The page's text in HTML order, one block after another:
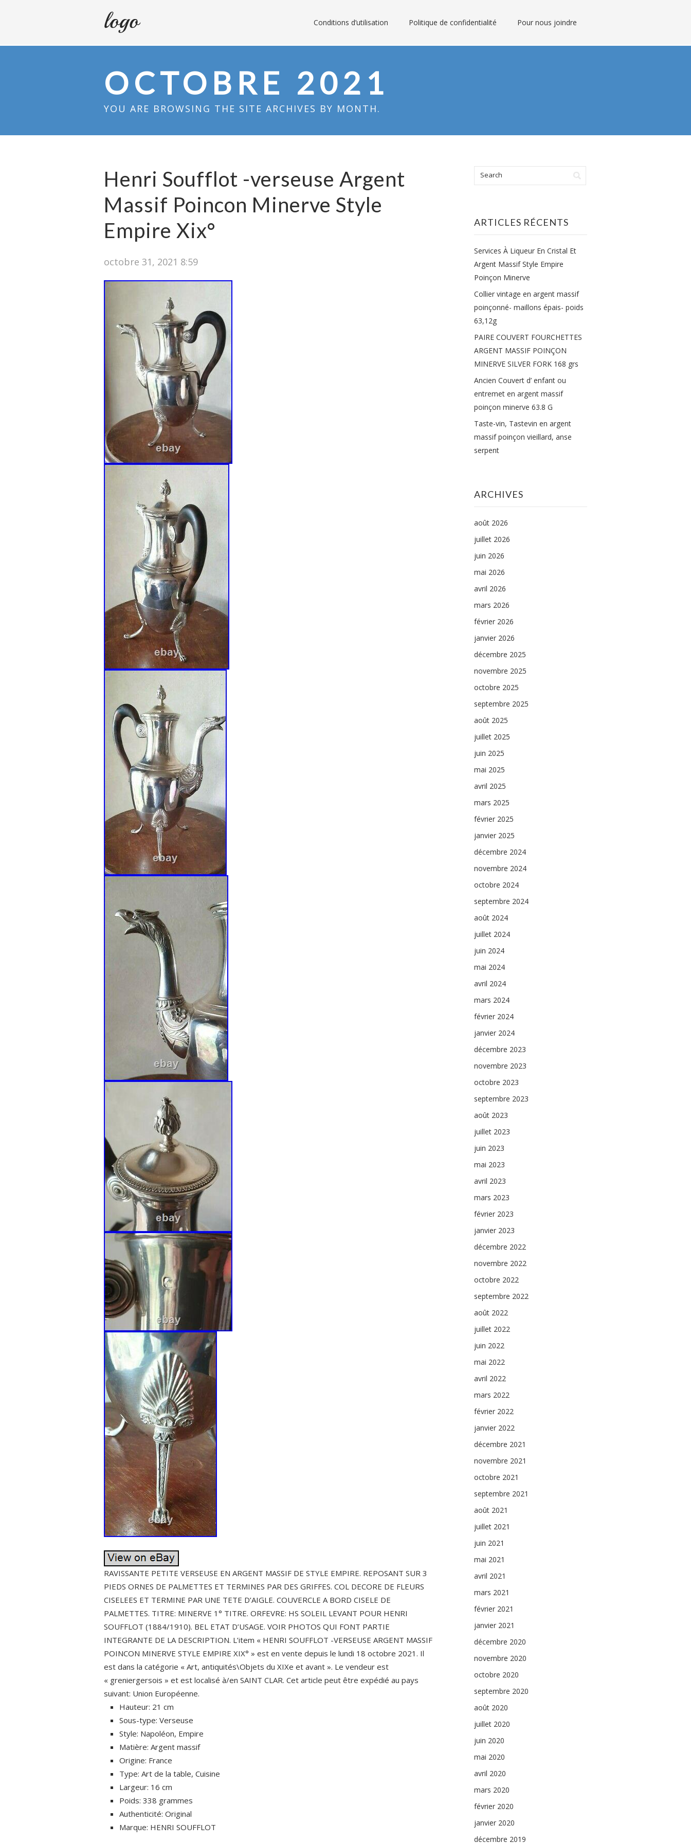
Conditions d’utilisation Politique de confidentialité Pour nous joindre
OCTOBRE 2021
YOU ARE BROWSING THE SITE ARCHIVES BY MONTH.
Henri Soufflot -verseuse Argent
Massif Poincon Minerve Style
Empire Xix°
octobre 31, 2021 8:59
RAVISSANTE PETITE VERSEUSE EN ARGENT MASSIF DE STYLE EMPIRE. REPOSANT SUR 3
PIEDS ORNES DE PALMETTES ET TERMINES PAR DES GRIFFES. COL DECORE DE FLEURS
CISELEES ET TERMINE PAR UNE TETE D’AIGLE. COUVERCLE A BORD CISELE DE
PALMETTES. TITRE: MINERVE 1° TITRE. ORFEVRE: HS SOLEIL LEVANT POUR HENRI
SOUFFLOT (1884/1910). BEL ETAT D’USAGE. VOIR PHOTOS QUI FONT PARTIE
INTEGRANTE DE LA DESCRIPTION. L’item « HENRI SOUFFLOT -VERSEUSE ARGENT MASSIF
POINCON MINERVE STYLE EMPIRE XIX° » est en vente depuis le lundi 18 octobre 2021. Il
est dans la catégorie « Art, antiquités\Objets du XIXe et avant ». Le vendeur est
« greniergersois » et est localisé à/en SAINT CLAR. Cet article peut être expédié au pays
suivant: Union Européenne.
Hauteur: 21 cm
Sous-type: Verseuse
Style: Napoléon, Empire
Matière: Argent massif
Origine: France
Type: Art de la table, Cuisine
Largeur: 16 cm
Poids: 338 grammes
Authenticité: Original
Marque: HENRI SOUFFLOT
ARTICLES RÉCENTS
Services À Liqueur En Cristal Et
Argent Massif Style Empire
Poinçon Minerve
Collier vintage en argent massif
poinçonné- maillons épais- poids
63,12g
PAIRE COUVERT FOURCHETTES
ARGENT MASSIF POINÇON
MINERVE SILVER FORK 168 grs
Ancien Couvert d’ enfant ou
entremet en argent massif
poinçon minerve 63.8 G
Taste-vin, Tastevin en argent
massif poinçon vieillard, anse
serpent
ARCHIVES
août 2026
juillet 2026
juin 2026
mai 2026
avril 2026
mars 2026
février 2026
janvier 2026
décembre 2025
novembre 2025
octobre 2025
septembre 2025
août 2025
juillet 2025
juin 2025
mai 2025
avril 2025
mars 2025
février 2025
janvier 2025
décembre 2024
novembre 2024
octobre 2024
septembre 2024
août 2024
juillet 2024
juin 2024
mai 2024
avril 2024
mars 2024
février 2024
janvier 2024
décembre 2023
novembre 2023
octobre 2023
septembre 2023
août 2023
juillet 2023
juin 2023
mai 2023
avril 2023
mars 2023
février 2023
janvier 2023
décembre 2022
novembre 2022
octobre 2022
septembre 2022
août 2022
juillet 2022
juin 2022
mai 2022
avril 2022
mars 2022
février 2022
janvier 2022
décembre 2021
novembre 2021
octobre 2021
septembre 2021
août 2021
juillet 2021
juin 2021
mai 2021
avril 2021
mars 2021
février 2021
janvier 2021
décembre 2020
novembre 2020
octobre 2020
septembre 2020
août 2020
juillet 2020
juin 2020
mai 2020
avril 2020
mars 2020
février 2020
janvier 2020
décembre 2019